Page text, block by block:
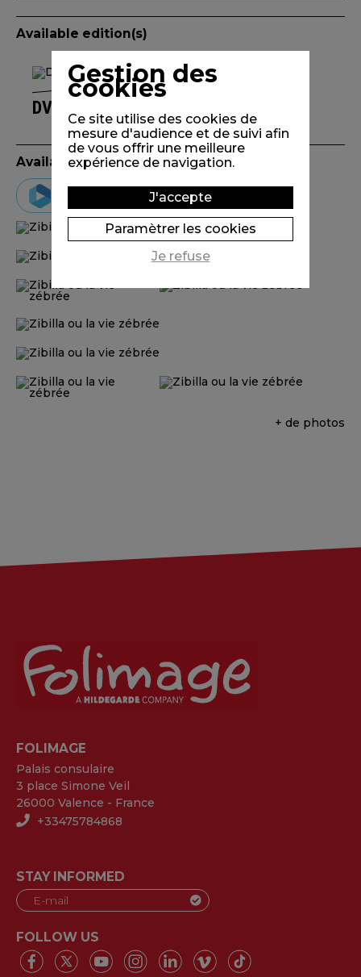
Available edition(s)
DVD ZIBILLA OU LA VIE ZÉBRÉE
Available on VOD
Vimeo on demand
+ de photos
FOLIMAGE
Palais consulaire
3 place Simone Veil
26000 Valence - France
+33475784868
STAY INFORMED
FOLLOW US
Gestion des
cookies
Ce site utilise des cookies de
mesure d'audience et de suivi afin
de vous offrir une meilleure
expérience de navigation.
J'accepte
Paramètrer les cookies
Je refuse